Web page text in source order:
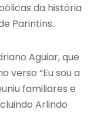
da história
Parintins.
Aguiar, que
verso “Eu sou a
familiares e
Arlindo